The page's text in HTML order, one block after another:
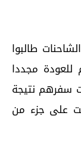
طالبوا
للعودة مجددا
سفرهم نتيجة
على جزء من